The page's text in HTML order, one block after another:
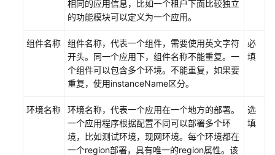
概
IAM
相同的应用信息，比如一个租户下面比较独立
的功能模块可以定义为一个应用。
组件名称
组件名称，代表一个组件，需要使用英文字符
开头。同一个应用下，组件名称不能重复。一
个组件可以包含多个环境。不能重复，如果要
重复，使用instanceName区分。
必
填
环境名称
环境名称，代表一个应用在一个地方的部署。
一个应用程序根据配置不同可以部署多个环
境，比如测试环境，现网环境。每个环境都在
一个region部署，具有唯一的region属性。该
选
填